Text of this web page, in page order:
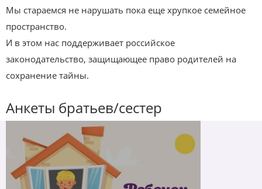
Мы стараемся не нарушать пока еще хрупкое семейное
пространство.
И в этом нас поддерживает российское
законодательство, защищающее право родителей на
сохранение тайны.
Анкеты братьев/сестер